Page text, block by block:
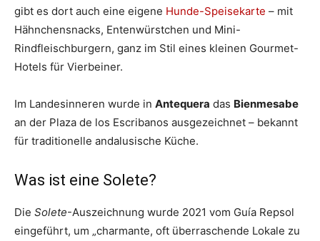
gibt es dort auch eine eigene Hunde-Speisekarte – mit
Hähnchensnacks, Entenwürstchen und Mini-
Rindfleischburgern, ganz im Stil eines kleinen Gourmet-
Hotels für Vierbeiner.
Im Landesinneren wurde in Antequera das Bienmesabe
an der Plaza de los Escribanos ausgezeichnet – bekannt
für traditionelle andalusische Küche.
Was ist eine Solete?
Die Solete-Auszeichnung wurde 2021 vom Guía Repsol
eingeführt, um „charmante, oft überraschende Lokale zu